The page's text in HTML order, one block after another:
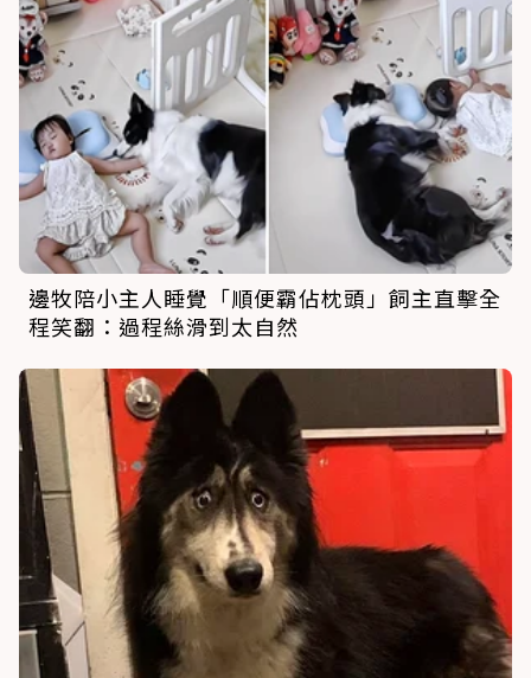
邊牧陪小主人睡覺「順便霸佔枕頭」飼主直擊全
程笑翻：過程絲滑到太自然